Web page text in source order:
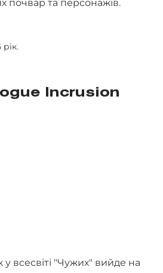
почвар та персонажів.
рік.
Incrusion
всесвіті "Чужих" вийде на